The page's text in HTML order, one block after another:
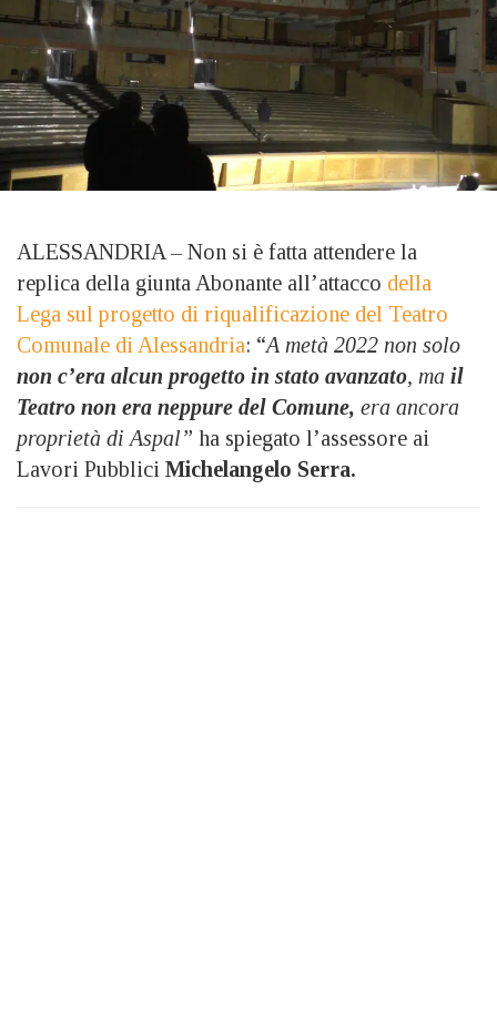
ALESSANDRIA – Non si è fatta attendere la
replica della giunta Abonante all’attacco della
Lega sul progetto di riqualificazione del Teatro
Comunale di Alessandria: “A metà 2022 non solo
non c’era alcun progetto in stato avanzato, ma il
Teatro non era neppure del Comune, era ancora
proprietà di Aspal” ha spiegato l’assessore ai
Lavori Pubblici Michelangelo Serra.